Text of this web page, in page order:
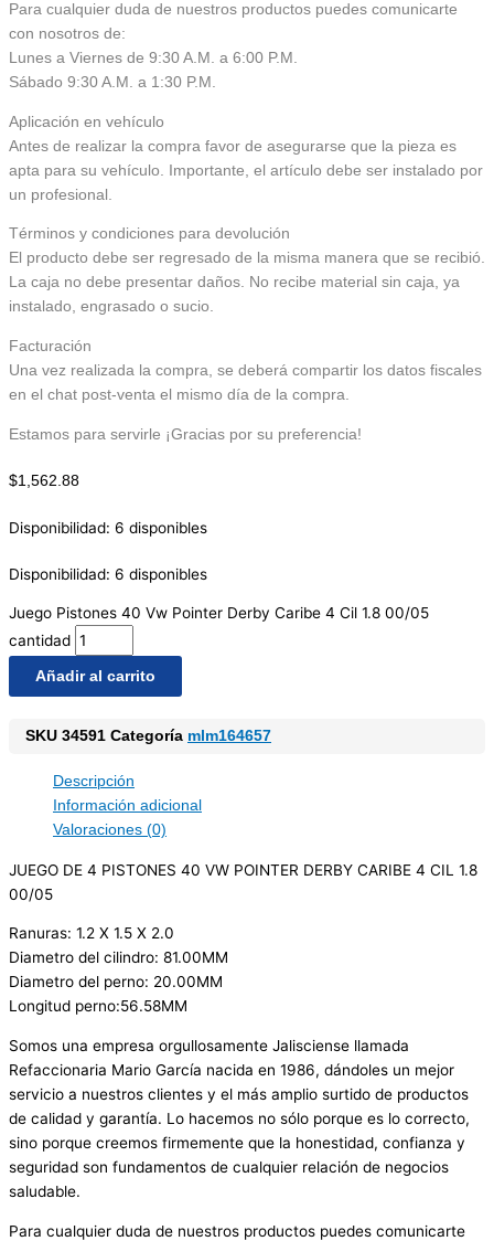
Para cualquier duda de nuestros productos puedes comunicarte
con nosotros de:
Lunes a Viernes de 9:30 A.M. a 6:00 P.M.
Sábado 9:30 A.M. a 1:30 P.M.
Aplicación en vehículo
Antes de realizar la compra favor de asegurarse que la pieza es
apta para su vehículo. Importante, el artículo debe ser instalado por
un profesional.
Términos y condiciones para devolución
El producto debe ser regresado de la misma manera que se recibió.
La caja no debe presentar daños. No recibe material sin caja, ya
instalado, engrasado o sucio.
Facturación
Una vez realizada la compra, se deberá compartir los datos fiscales
en el chat post-venta el mismo día de la compra.
Estamos para servirle ¡Gracias por su preferencia!
$1,562.88
Disponibilidad: 6 disponibles
Disponibilidad: 6 disponibles
Juego Pistones 40 Vw Pointer Derby Caribe 4 Cil 1.8 00/05
cantidad
Añadir al carrito
SKU 34591 Categoría mlm164657
Descripción
Información adicional
Valoraciones (0)
JUEGO DE 4 PISTONES 40 VW POINTER DERBY CARIBE 4 CIL 1.8
00/05
Ranuras: 1.2 X 1.5 X 2.0
Diametro del cilindro: 81.00MM
Diametro del perno: 20.00MM
Longitud perno:56.58MM
Somos una empresa orgullosamente Jalisciense llamada
Refaccionaria Mario García nacida en 1986, dándoles un mejor
servicio a nuestros clientes y el más amplio surtido de productos
de calidad y garantía. Lo hacemos no sólo porque es lo correcto,
sino porque creemos firmemente que la honestidad, confianza y
seguridad son fundamentos de cualquier relación de negocios
saludable.
Para cualquier duda de nuestros productos puedes comunicarte